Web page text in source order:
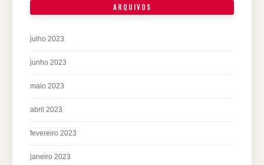
ARQUIVOS
julho 2023
junho 2023
maio 2023
abril 2023
fevereiro 2023
janeiro 2023